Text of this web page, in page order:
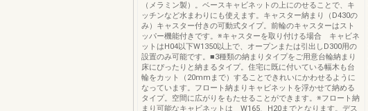
（メラミン製）。ベースキャビネットの上にのせることで、キ
ッチンなど水まわりにも使えます。キャスター納まり（D430の
み）キャスター付きの可動式タイプ。前輪のキャスターはスト
ッパー機能付きです。※キャスターを取り付ける場合 キャビネ
ットはH04以下W1350以上で、オープンまたは引出しD300用の
設置のみ可能です。■3種類の納まりタイプをご用意台輪納まり
床にぴったりと納まるタイプ。住宅に既に付いている幅木も台
輪をカット（20mmまで）することできれいにかわせるように
なっています。フロート納まりキャビネットを浮かせて納める
タイプ。空間に広がりをもたせることができます。※フロート納
まり可能なキャビネットは W165、H20までとなります。デス